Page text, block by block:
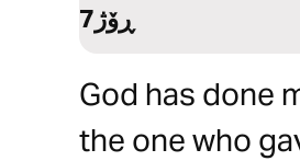
7ڕۆژ
God has done
the one who